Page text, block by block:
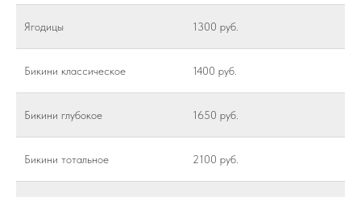
Ягодицы 1300 руб.
Бикини классическое 1400 руб.
Бикини глубокое 1650 руб.
Бикини тотальное 2100 руб.